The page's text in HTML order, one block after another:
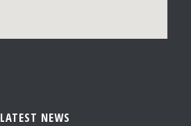
LATEST NEWS